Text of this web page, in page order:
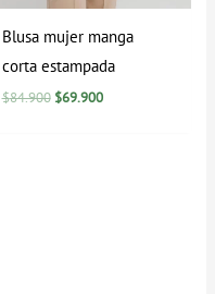
Blusa mujer manga
corta estampada
$84.900 $69.900